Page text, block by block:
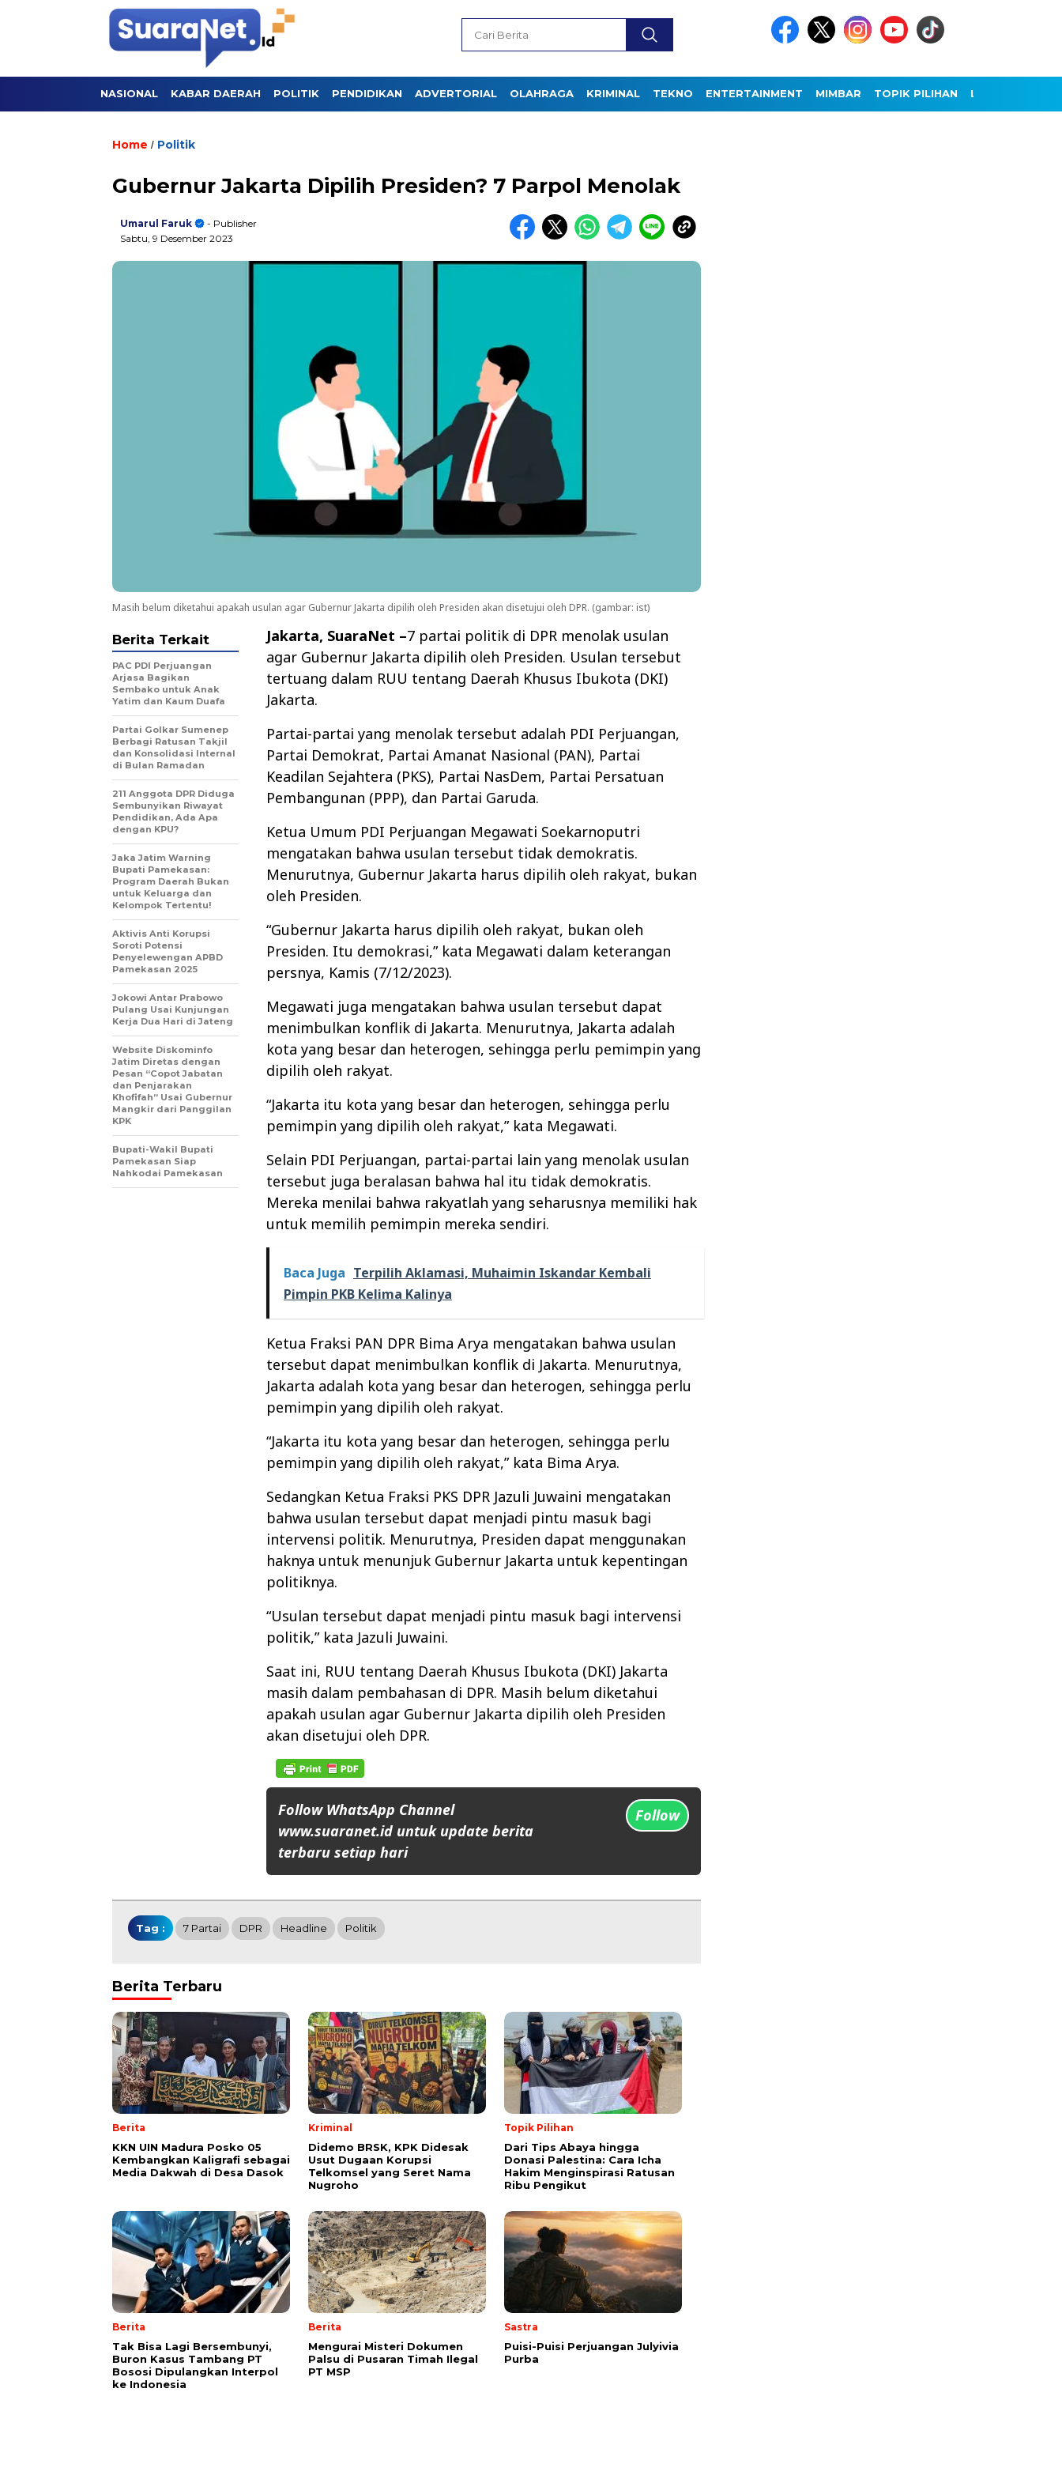
NASIONAL KABAR DAERAH POLITIK PENDIDIKAN ADVERTORIAL OLAHRAGA KRIMINAL TEKNO ENTERTAINMENT MIMBAR TOPIK PILIHAN LAINNYA
Home / Politik
Gubernur Jakarta Dipilih Presiden? 7 Parpol Menolak
Umarul Faruk
- Publisher
Sabtu, 9 Desember 2023
Masih belum diketahui apakah usulan agar Gubernur Jakarta dipilih oleh Presiden akan disetujui oleh DPR. (gambar: ist)
Jakarta, SuaraNet –7 partai politik di DPR menolak usulan
agar Gubernur Jakarta dipilih oleh Presiden. Usulan tersebut
tertuang dalam RUU tentang Daerah Khusus Ibukota (DKI)
Jakarta.
Partai-partai yang menolak tersebut adalah PDI Perjuangan,
Partai Demokrat, Partai Amanat Nasional (PAN), Partai
Keadilan Sejahtera (PKS), Partai NasDem, Partai Persatuan
Pembangunan (PPP), dan Partai Garuda.
Ketua Umum PDI Perjuangan Megawati Soekarnoputri
mengatakan bahwa usulan tersebut tidak demokratis.
Menurutnya, Gubernur Jakarta harus dipilih oleh rakyat, bukan
oleh Presiden.
“Gubernur Jakarta harus dipilih oleh rakyat, bukan oleh
Presiden. Itu demokrasi,” kata Megawati dalam keterangan
persnya, Kamis (7/12/2023).
Megawati juga mengatakan bahwa usulan tersebut dapat
menimbulkan konflik di Jakarta. Menurutnya, Jakarta adalah
kota yang besar dan heterogen, sehingga perlu pemimpin yang
dipilih oleh rakyat.
“Jakarta itu kota yang besar dan heterogen, sehingga perlu
pemimpin yang dipilih oleh rakyat,” kata Megawati.
Selain PDI Perjuangan, partai-partai lain yang menolak usulan
tersebut juga beralasan bahwa hal itu tidak demokratis.
Mereka menilai bahwa rakyatlah yang seharusnya memiliki hak
untuk memilih pemimpin mereka sendiri.
Baca Juga Terpilih Aklamasi, Muhaimin Iskandar Kembali
Pimpin PKB Kelima Kalinya
Ketua Fraksi PAN DPR Bima Arya mengatakan bahwa usulan
tersebut dapat menimbulkan konflik di Jakarta. Menurutnya,
Jakarta adalah kota yang besar dan heterogen, sehingga perlu
pemimpin yang dipilih oleh rakyat.
“Jakarta itu kota yang besar dan heterogen, sehingga perlu
pemimpin yang dipilih oleh rakyat,” kata Bima Arya.
Sedangkan Ketua Fraksi PKS DPR Jazuli Juwaini mengatakan
bahwa usulan tersebut dapat menjadi pintu masuk bagi
intervensi politik. Menurutnya, Presiden dapat menggunakan
haknya untuk menunjuk Gubernur Jakarta untuk kepentingan
politiknya.
“Usulan tersebut dapat menjadi pintu masuk bagi intervensi
politik,” kata Jazuli Juwaini.
Saat ini, RUU tentang Daerah Khusus Ibukota (DKI) Jakarta
masih dalam pembahasan di DPR. Masih belum diketahui
apakah usulan agar Gubernur Jakarta dipilih oleh Presiden
akan disetujui oleh DPR.
Follow WhatsApp Channel
www.suaranet.id untuk update berita
terbaru setiap hari
Follow
Berita Terkait
PAC PDI Perjuangan
Arjasa Bagikan
Sembako untuk Anak
Yatim dan Kaum Duafa
Partai Golkar Sumenep
Berbagi Ratusan Takjil
dan Konsolidasi Internal
di Bulan Ramadan
211 Anggota DPR Diduga
Sembunyikan Riwayat
Pendidikan, Ada Apa
dengan KPU?
Jaka Jatim Warning
Bupati Pamekasan:
Program Daerah Bukan
untuk Keluarga dan
Kelompok Tertentu!
Aktivis Anti Korupsi
Soroti Potensi
Penyelewengan APBD
Pamekasan 2025
Jokowi Antar Prabowo
Pulang Usai Kunjungan
Kerja Dua Hari di Jateng
Website Diskominfo
Jatim Diretas dengan
Pesan “Copot Jabatan
dan Penjarakan
Khofifah” Usai Gubernur
Mangkir dari Panggilan
KPK
Bupati-Wakil Bupati
Pamekasan Siap
Nahkodai Pamekasan
Tag : 7 Partai DPR Headline Politik
Berita Terbaru
Berita
KKN UIN Madura Posko 05
Kembangkan Kaligrafi sebagai
Media Dakwah di Desa Dasok
Kriminal
Didemo BRSK, KPK Didesak
Usut Dugaan Korupsi
Telkomsel yang Seret Nama
Nugroho
Topik Pilihan
Dari Tips Abaya hingga
Donasi Palestina: Cara Icha
Hakim Menginspirasi Ratusan
Ribu Pengikut
Berita
Tak Bisa Lagi Bersembunyi,
Buron Kasus Tambang PT
Bososi Dipulangkan Interpol
ke Indonesia
Berita
Mengurai Misteri Dokumen
Palsu di Pusaran Timah Ilegal
PT MSP
Sastra
Puisi-Puisi Perjuangan Julyivia
Purba